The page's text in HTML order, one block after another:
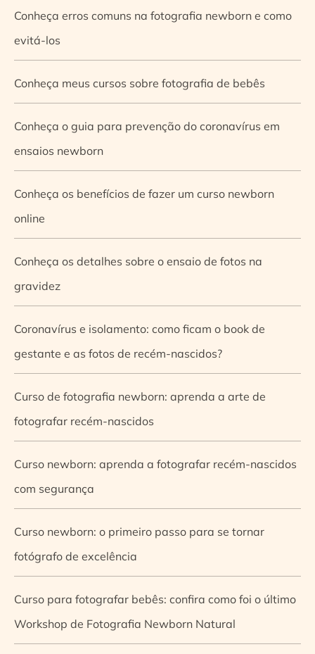
Conheça erros comuns na fotografia newborn e como
evitá-los
Conheça meus cursos sobre fotografia de bebês
Conheça o guia para prevenção do coronavírus em
ensaios newborn
Conheça os benefícios de fazer um curso newborn
online
Conheça os detalhes sobre o ensaio de fotos na
gravidez
Coronavírus e isolamento: como ficam o book de
gestante e as fotos de recém-nascidos?
Curso de fotografia newborn: aprenda a arte de
fotografar recém-nascidos
Curso newborn: aprenda a fotografar recém-nascidos
com segurança
Curso newborn: o primeiro passo para se tornar
fotógrafo de excelência
Curso para fotografar bebês: confira como foi o último
Workshop de Fotografia Newborn Natural